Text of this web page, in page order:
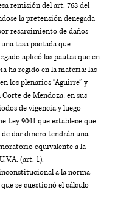
remisión del art. 768 del
la pretensión denegada
resarcimiento de daños
tasa pactada que
aplicó las pautas que en
ha regido en la materia: las
los plenarios “Aguirre” y
de Mendoza, en sus
de vigencia y luego
Ley 9041 que establece que
de dar dinero tendrán una
equivalente a la
(art. 1).
a la norma
se cuestionó el cálculo